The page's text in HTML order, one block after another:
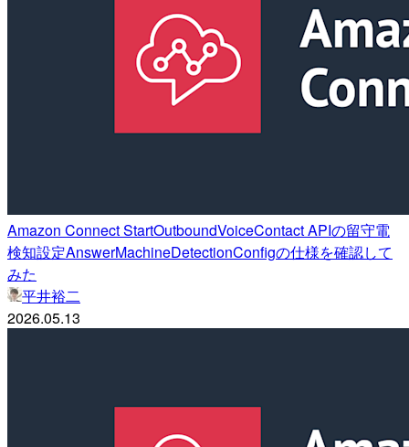
Amazon Connect StartOutboundVoiceContact APIの留守電
検知設定AnswerMachineDetectionConfigの仕様を確認して
みた
平井裕二
2026.05.13